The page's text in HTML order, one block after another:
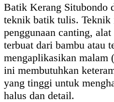
Batik Kerang Situbondo
teknik batik tulis. Teknik
penggunaan canting,
terbuat dari bambu atau
mengaplikasikan malam
ini membutuhkan
yang tinggi untuk
halus dan detail.